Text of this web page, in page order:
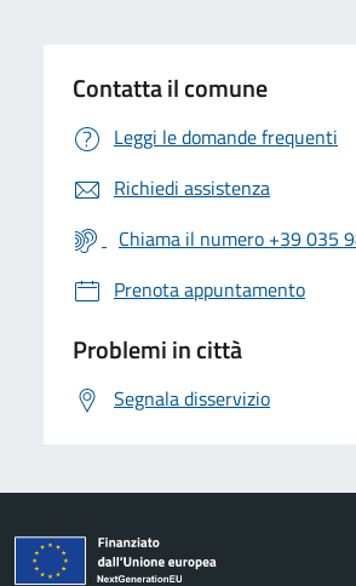
Contatta il comune
Leggi le domande frequenti
Richiedi assistenza
Chiama il numero +39 035
Prenota appuntamento
Problemi in città
Segnala disservizio